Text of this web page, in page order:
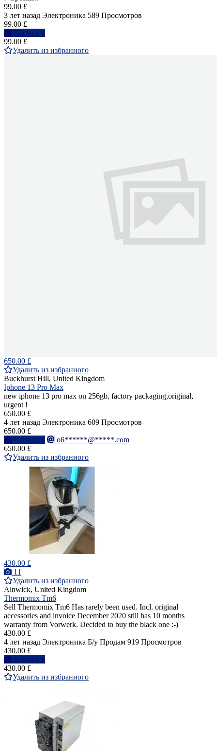
99.00 £
3 лет назад Электроника 589 Просмотров
99.00 £
Написать
99.00 £
Удалить из избранного
650.00 £
Удалить из избранного
Buckhurst Hill, United Kingdom
Iphone 13 Pro Max
new iphone 13 pro max on 256gb, factory packaging,original,
urgent !
650.00 £
4 лет назад Электроника 609 Просмотров
650.00 £
Написать
o6******@*****.com
650.00 £
Удалить из избранного
430.00 £
11
Удалить из избранного
Alnwick, United Kingdom
Thermomix Tm6
Sell Thermomix Tm6 Has rarely been used. Incl. original
accessories and invoice December 2020 still has 10 months
warranty from Vorwerk. Decided to buy the black one :-)
430.00 £
4 лет назад Электроника Б/у Продам 919 Просмотров
430.00 £
Написать
430.00 £
Удалить из избранного